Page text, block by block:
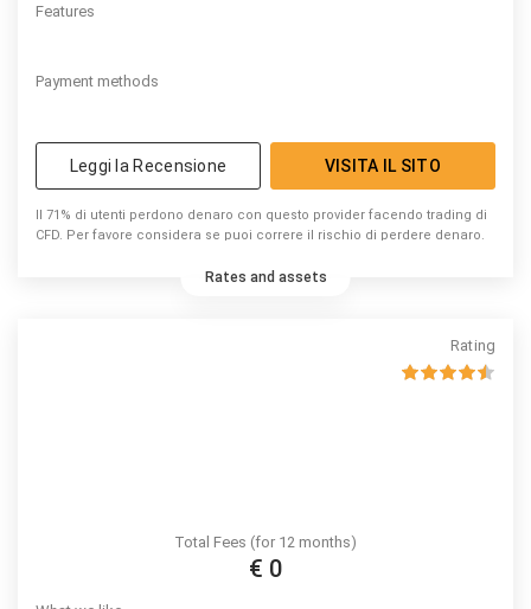
Features
Payment methods
Leggi la Recensione VISITA IL SITO
Il 71% di utenti perdono denaro con questo provider facendo trading di
CFD. Per favore considera se puoi correre il rischio di perdere denaro.
Rates and assets
Rating
Total Fees (for 12 months)
€ 0